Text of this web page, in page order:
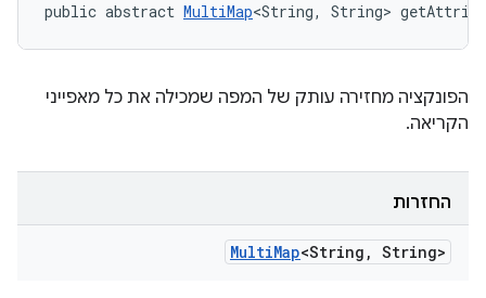
public abstract MultiMap<String, String>
הפונקציה מחזירה עותק של המפה שמכילה את כל מאפייני
הקריאה.
החזרות
MultiMap<String , String>